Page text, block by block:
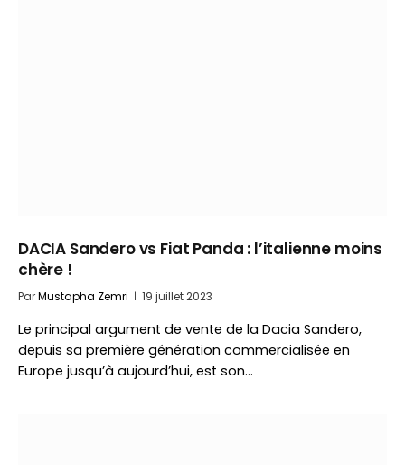
DACIA Sandero vs Fiat Panda : l’italienne moins
chère !
ParMustapha Zemri 19 juillet 2023
Le principal argument de vente de la Dacia Sandero,
depuis sa première génération commercialisée en
Europe jusqu’à aujourd’hui, est son…